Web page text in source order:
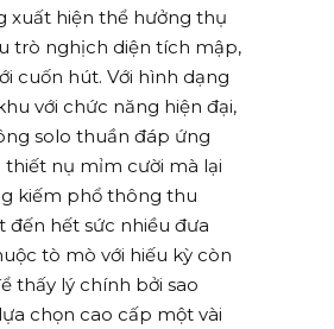
xuất hiện thể hưởng thụ
trò nghịch diện tích mập,
cuốn hút. Với hình dạng
với chức năng hiện đại,
solo thuần đáp ứng
thiết nụ mỉm cười mà lại
kiếm phổ thông thu
đến hết sức nhiều đưa
tò mò với hiếu kỳ còn
thấy lý chính bởi sao
chọn cao cấp một vài